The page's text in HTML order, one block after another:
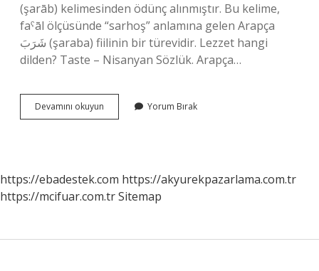
(şarāb) kelimesinden ödünç alınmıştır. Bu kelime,
faˁāl ölçüsünde “sarhoş” anlamına gelen Arapça
شَرَبَ (şaraba) fiilinin bir türevidir. Lezzet hangi
dilden? Taste – Nisanyan Sözlük. Arapça…
Devamını okuyun
Hangi
Yorum Bırak
https://ebadestek.com https://akyurekpazarlama.com.tr
https://mcifuar.com.trSitemap